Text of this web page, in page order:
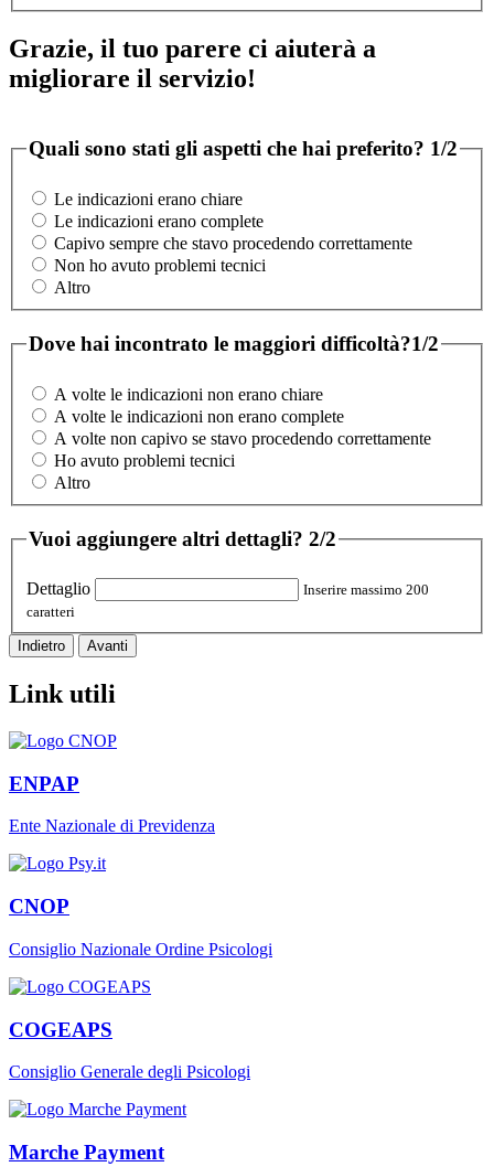
Grazie, il tuo parere ci aiuterà a
migliorare il servizio!
Quali sono stati gli aspetti che hai preferito? 1/2
Le indicazioni erano chiare
Le indicazioni erano complete
Capivo sempre che stavo procedendo correttamente
Non ho avuto problemi tecnici
Altro
Dove hai incontrato le maggiori difficoltà?1/2
A volte le indicazioni non erano chiare
A volte le indicazioni non erano complete
A volte non capivo se stavo procedendo correttamente
Ho avuto problemi tecnici
Altro
Vuoi aggiungere altri dettagli? 2/2
Dettaglio
Inserire massimo 200
caratteri
Indietro Avanti
Link utili
ENPAP
Ente Nazionale di Previdenza
CNOP
Consiglio Nazionale Ordine Psicologi
COGEAPS
Consiglio Generale degli Psicologi
Marche Payment